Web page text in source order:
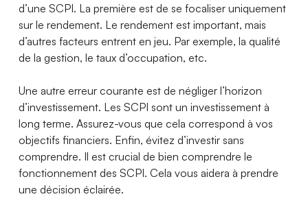
d’une SCPI. La première est de se focaliser uniquement
sur le rendement. Le rendement est important, mais
d’autres facteurs entrent en jeu. Par exemple, la qualité
de la gestion, le taux d’occupation, etc.
Une autre erreur courante est de négliger l’horizon
d’investissement. Les SCPI sont un investissement à
long terme. Assurez-vous que cela correspond à vos
objectifs financiers. Enfin, évitez d’investir sans
comprendre. Il est crucial de bien comprendre le
fonctionnement des SCPI. Cela vous aidera à prendre
une décision éclairée.